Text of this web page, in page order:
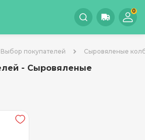
0
Выбор покупателей Сыровяленые
- Сыровяленые